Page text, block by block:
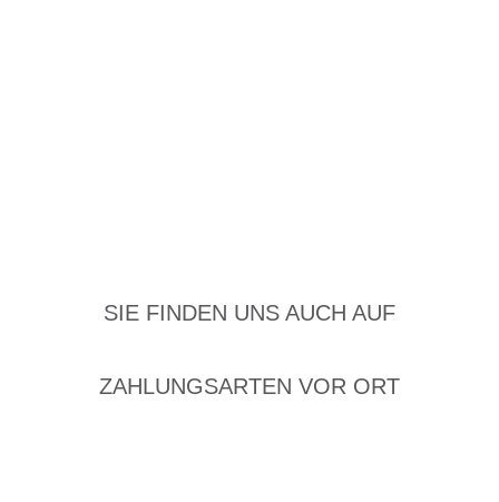
SIE FINDEN UNS AUCH AUF
ZAHLUNGSARTEN VOR ORT